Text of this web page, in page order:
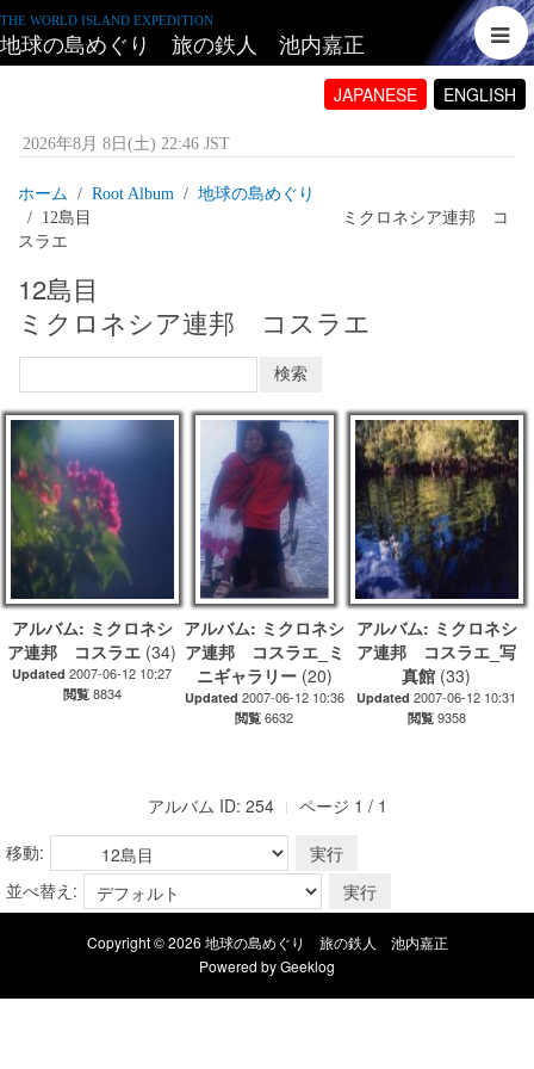
THE WORLD ISLAND EXPEDITION
地球の島めぐり 旅の鉄人 池内嘉正
JAPANESE ENGLISH
2026年8月 8日(土) 22:46 JST
ホーム Root Album
地球の島めぐり
12島目 ミクロネシア連邦 コ
スラエ
12島目
ミクロネシア連邦 コスラエ
アルバム: ミクロネシ
ア連邦 コスラエ (34)
Updated2007-06-12 10:27
閲覧8834
アルバム: ミクロネシ
ア連邦 コスラエ_ミ
ニギャラリー(20)
Updated 2007-06-12 10:36
閲覧 6632
アルバム: ミクロネシ
ア連邦 コスラエ_写
真館 (33)
Updated2007-06-12 10:31
閲覧9358
アルバム ID: 254
ページ 1 / 1
移動:
並べ替え:
Copyright © 2026 地球の島めぐり 旅の鉄人 池内嘉正
Powered byGeeklog